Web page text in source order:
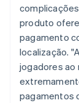
produto
pagamento
localização.
jogadores ao
pagamentos